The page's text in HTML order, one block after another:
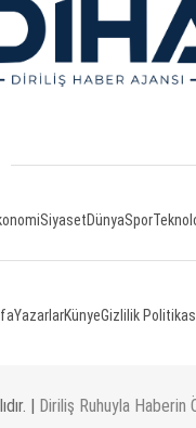
SiyasetDünyaSpor
YazarlarKünyeGizlilik
| Diriliş Ruhuyla Haberin